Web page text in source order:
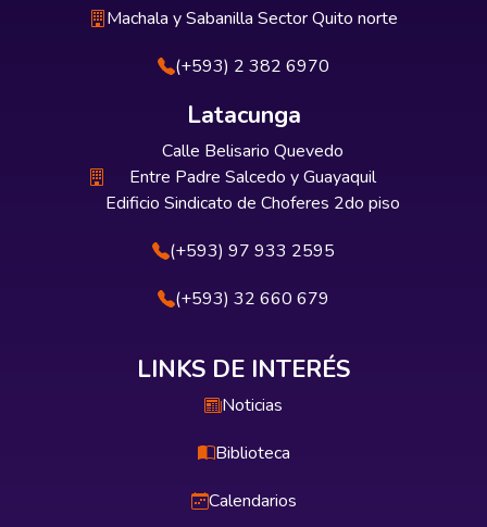
Machala y Sabanilla Sector Quito norte
(+593) 2 382 6970
Latacunga
Calle Belisario Quevedo
Entre Padre Salcedo y Guayaquil
Edificio Sindicato de Choferes 2do piso
(+593) 97 933 2595
(+593) 32 660 679
LINKS DE INTERÉS
Noticias
Biblioteca
Calendarios